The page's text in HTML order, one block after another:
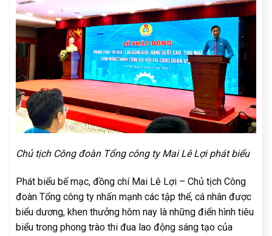
Chủ tịch Công đoàn Tổng công ty Mai Lê Lợi phát biểu
Phát biểu bế mạc, đồng chí Mai Lê Lợi – Chủ tịch Công
đoàn Tổng công ty nhấn mạnh các tập thể, cá nhân được
biểu dương, khen thưởng hôm nay là những điển hình tiêu
biểu trong phong trào thi đua lao động sáng tạo của